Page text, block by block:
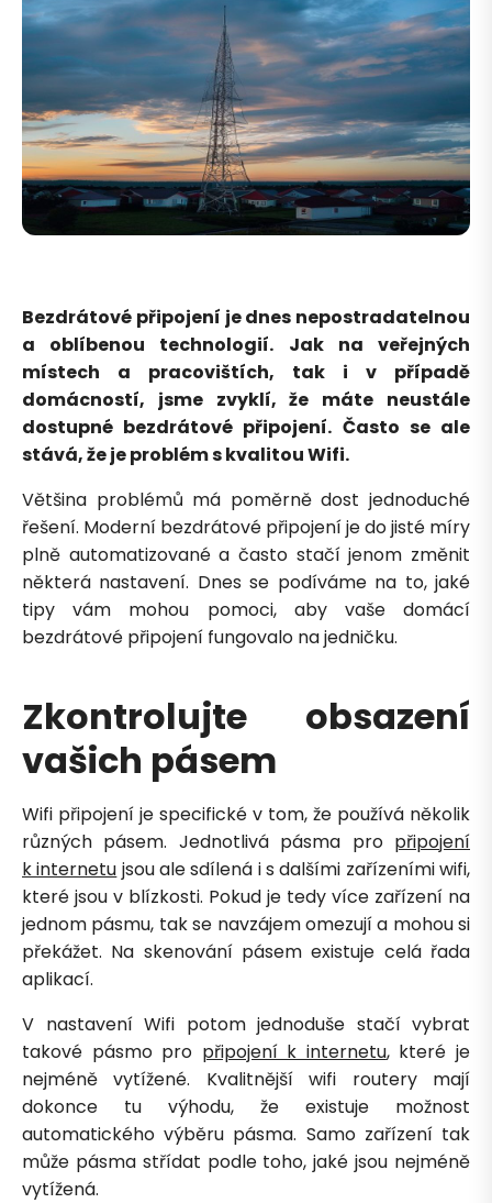
Bezdrátové připojení je dnes nepostradatelnou
a oblíbenou technologií. Jak na veřejných
místech a pracovištích, tak i v případě
domácností, jsme zvyklí, že máte neustále
dostupné bezdrátové připojení. Často se ale
stává, že je problém s kvalitou Wifi.
Většina problémů má poměrně dost jednoduché
řešení. Moderní bezdrátové připojení je do jisté míry
plně automatizované a často stačí jenom změnit
některá nastavení. Dnes se podíváme na to, jaké
tipy vám mohou pomoci, aby vaše domácí
bezdrátové připojení fungovalo na jedničku.
Zkontrolujte obsazení
vašich pásem
Wifi připojení je specifické v tom, že používá několik
různých pásem. Jednotlivá pásma pro připojení
k internetu jsou ale sdílená i s dalšími zařízeními wifi,
které jsou v blízkosti. Pokud je tedy více zařízení na
jednom pásmu, tak se navzájem omezují a mohou si
překážet. Na skenování pásem existuje celá řada
aplikací.
V nastavení Wifi potom jednoduše stačí vybrat
takové pásmo pro připojení k internetu, které je
nejméně vytížené. Kvalitnější wifi routery mají
dokonce tu výhodu, že existuje možnost
automatického výběru pásma. Samo zařízení tak
může pásma střídat podle toho, jaké jsou nejméně
vytížená.
PN Petra je online
Zavolá do 2 minut · Po–Pá 8–18